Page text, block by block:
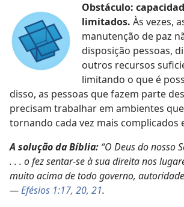
Obstáculo:
limitados. Às vezes,
manutenção de paz
disposição pessoas,
outros recursos
limitando o que é
disso, as pessoas que fazem parte
precisam trabalhar em ambientes
tornando cada vez mais complicados
A solução da Bíblia: “O Deus do nosso
. . . o fez sentar-se à sua direita nos
muito acima de todo governo,
—Efésios 1:17, 20, 21.